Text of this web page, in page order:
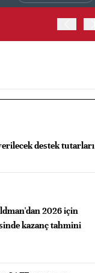
destek tutarları
2026 için
kazanç tahmini